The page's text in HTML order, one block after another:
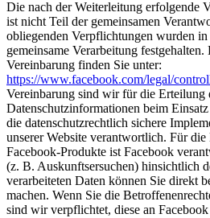
Die nach der Weiterleitung erfolgende
ist nicht Teil der gemeinsamen
obliegenden Verpflichtungen wurden
gemeinsame Verarbeitung
Vereinbarung finden Sie unter:
https://www.facebook.com/legal/
Vereinbarung sind wir für die Erteilung
Datenschutzinformationen beim
die datenschutzrechtlich sichere
unserer Website verantwortlich. Für die
Facebook-Produkte ist Facebook
(z. B. Auskunftsersuchen) hinsichtlich
verarbeiteten Daten können Sie direkt
machen. Wenn Sie die
sind wir verpflichtet, diese an